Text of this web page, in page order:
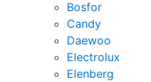
Bosfor
Candy
Daewoo
Electrolux
Elenberg